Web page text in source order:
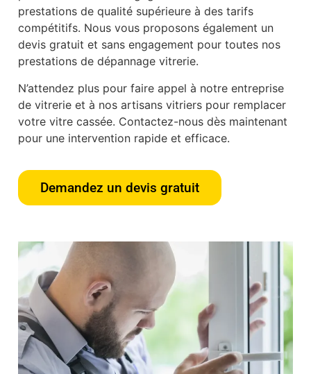
prestations de qualité supérieure à des tarifs
compétitifs. Nous vous proposons également un
devis gratuit et sans engagement pour toutes nos
prestations de dépannage vitrerie.
N’attendez plus pour faire appel à notre entreprise
de vitrerie et à nos artisans vitriers pour remplacer
votre vitre cassée. Contactez-nous dès maintenant
pour une intervention rapide et efficace.
Demandez un devis gratuit